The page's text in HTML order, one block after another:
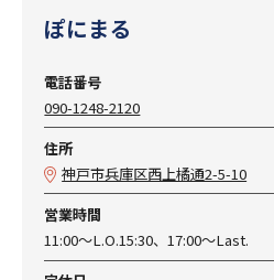
ぽにまる
電話番号
090-1248-2120
住所
神戸市兵庫区西上橘通2-5-10
営業時間
11:00～L.O.15:30、17:00～Last.